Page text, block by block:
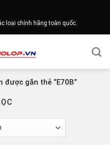
loại chính hãng toàn quốc.
được gắn thẻ “E70B”